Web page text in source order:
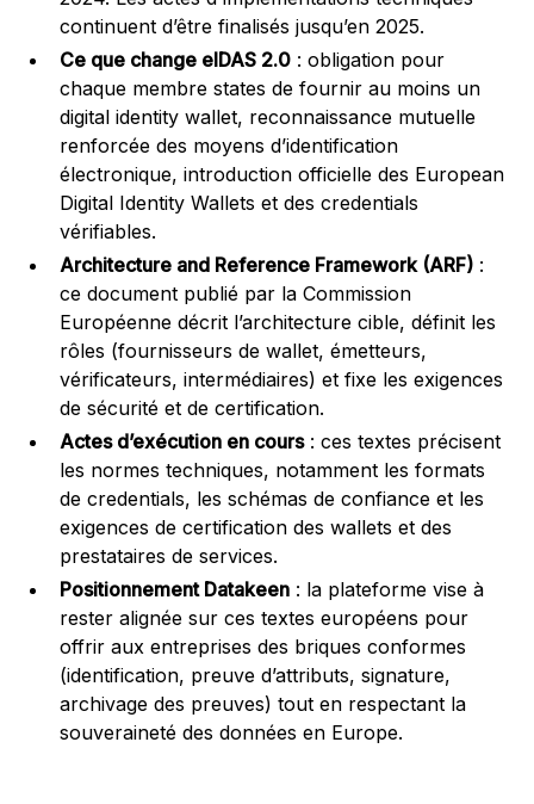
continuent d’être finalisés jusqu’en 2025.
Ce que change eIDAS 2.0 : obligation pour
chaque membre states de fournir au moins un
digital identity wallet, reconnaissance mutuelle
renforcée des moyens d’identification
électronique, introduction officielle des European
Digital Identity Wallets et des credentials
vérifiables.
Architecture and Reference Framework (ARF) :
ce document publié par la Commission
Européenne décrit l’architecture cible, définit les
rôles (fournisseurs de wallet, émetteurs,
vérificateurs, intermédiaires) et fixe les exigences
de sécurité et de certification.
Actes d’exécution en cours: ces textes précisent
les normes techniques, notamment les formats
de credentials, les schémas de confiance et les
exigences de certification des wallets et des
prestataires de services.
Positionnement Datakeen : la plateforme vise à
rester alignée sur ces textes européens pour
offrir aux entreprises des briques conformes
(identification, preuve d’attributs, signature,
archivage des preuves) tout en respectant la
souveraineté des données en Europe.